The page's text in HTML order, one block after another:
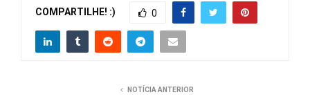
COMPARTILHE! :) 0
NOTÍCIA ANTERIOR